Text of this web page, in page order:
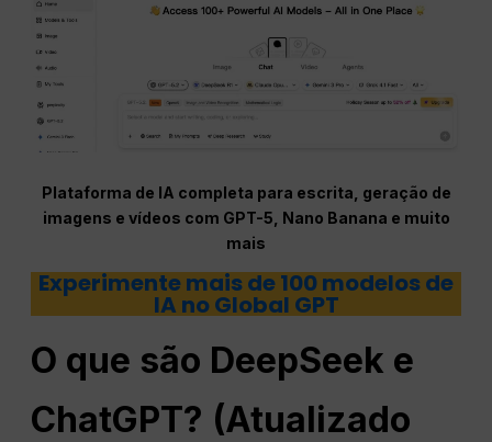
Plataforma de IA completa para escrita, geração de
imagens e vídeos com GPT-5, Nano Banana e muito
mais
Experimente mais de 100 modelos de
IA no Global GPT
O que são DeepSeek e
ChatGPT? (Atualizado